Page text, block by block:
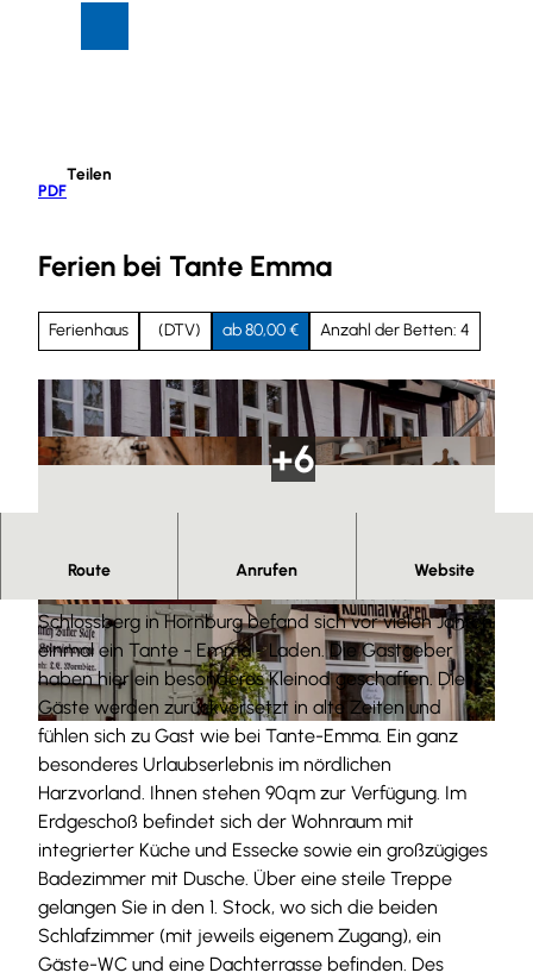
PDF
Teilen
Ferien bei Tante Emma
Ferienhaus (DTV) ab 80,00 € Anzahl der Betten: 4
© Johanna Busse Fotografie |CC-BY-SA
© Johanna Busse Fotografie |CC-BY-SA © Johanna Busse Fotografie |CC-BY-SA
Route Anrufen Website
Herzlich willkommen.
Schlossberg in Hornburg befand sich vor vielen Jahren
einmal ein Tante - Emma - Laden. Die Gastgeber
haben hier ein besonderes Kleinod geschaffen. Die
Gäste werden zurückversetzt in alte Zeiten und
fühlen sich zu Gast wie bei Tante-Emma. Ein ganz
besonderes Urlaubserlebnis im nördlichen
Harzvorland. Ihnen stehen 90qm zur Verfügung. Im
Erdgeschoß befindet sich der Wohnraum mit
integrierter Küche und Essecke sowie ein großzügiges
Badezimmer mit Dusche. Über eine steile Treppe
gelangen Sie in den 1. Stock, wo sich die beiden
Schlafzimmer (mit jeweils eigenem Zugang), ein
Gäste-WC und eine Dachterrasse befinden. Des